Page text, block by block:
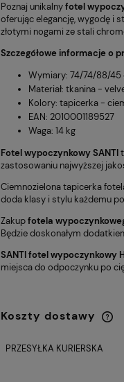
FOTEL OBROTOWY VIRE
Q-025 CZARNY
Poznaj unikalnyfotel
oferując elegancję, wygodę i
złotymi nogami ze stali
Szczegółowe informacje o
Wymiary: 74/74/88/45
Materiał: tkanina -
Kolory: tapicerka -
EAN: 2010001189527
Waga: 14 kg
Fotel wypoczynkowy SANTI
zastosowaniu najwyższej
Ciemnozielona tapicerka
doda klasy i stylu każdemu
Zakupfotela
Będzie doskonałym
SANTI fotel wypoczynkowy
miejsca do odpoczynku po
Koszty dostawy
PRZESYŁKA KURIERSKA